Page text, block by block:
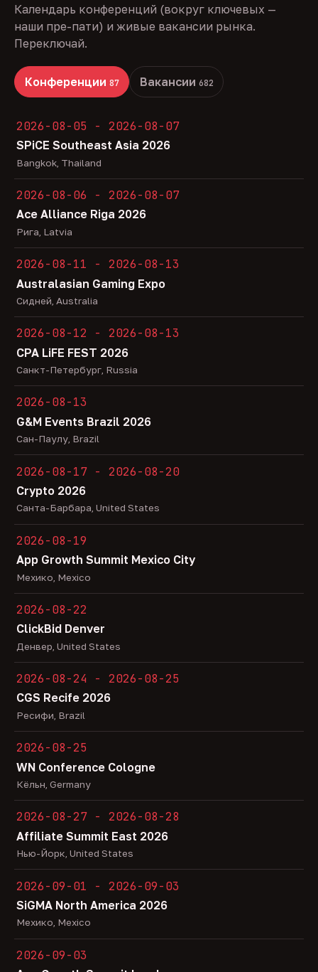
Календарь конференций (вокруг ключевых —
наши пре-пати) и живые вакансии рынка.
Переключай.
Конференции 87 Вакансии 682
2026-08-05 - 2026-08-07
SPiCE Southeast Asia 2026
Bangkok, Thailand
2026-08-06 - 2026-08-07
Ace Alliance Riga 2026
Рига, Latvia
2026-08-11 - 2026-08-13
Australasian Gaming Expo
Сидней, Australia
2026-08-12 - 2026-08-13
CPA LiFE FEST 2026
Санкт-Петербург, Russia
2026-08-13
G&M Events Brazil 2026
Сан-Паулу, Brazil
2026-08-17 - 2026-08-20
Crypto 2026
Санта-Барбара, United States
2026-08-19
App Growth Summit Mexico City
Мехико, Mexico
2026-08-22
ClickBid Denver
Денвер, United States
2026-08-24 - 2026-08-25
CGS Recife 2026
Ресифи, Brazil
2026-08-25
WN Conference Cologne
Кёльн, Germany
2026-08-27 - 2026-08-28
Affiliate Summit East 2026
Нью-Йорк, United States
2026-09-01 - 2026-09-03
SiGMA North America 2026
Мехико, Mexico
2026-09-03